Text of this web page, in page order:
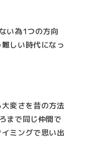
い為1つの方向
しい時代になっ
変さを昔の方法
まで同じ仲間で
ミングで思い出